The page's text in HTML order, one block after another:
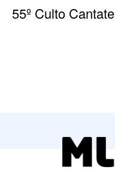
55º Culto Cantate